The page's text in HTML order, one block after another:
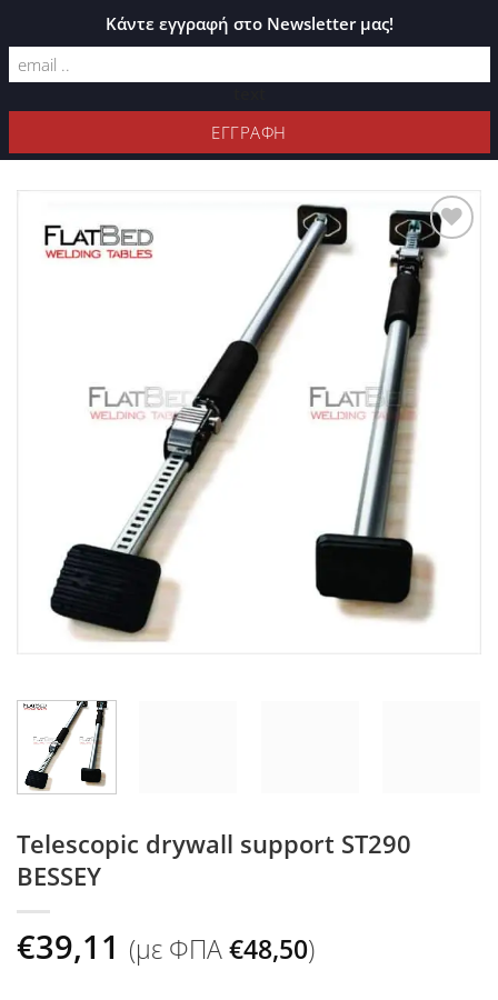
ΚΑΤΆΛΟΓΟΣ PLEXIGLASS
ΦΊΛΤΡΑ
Προσθήκη
στη Λίστα
Επιθυμιών
Telescopic drywall support ST290
BESSEY
€39,11 (με ΦΠΑ€48,50)
Κάντε εγγραφή στο Newsletter μας!